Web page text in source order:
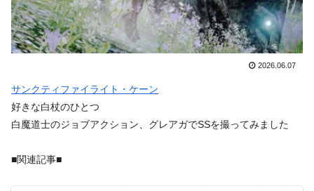
2026.06.07
サンクティファイライト・ケーン
好きな白杖のひとつ
白魔道士のジョブアクション、グレアガでSSを撮ってみました
■関連記事■